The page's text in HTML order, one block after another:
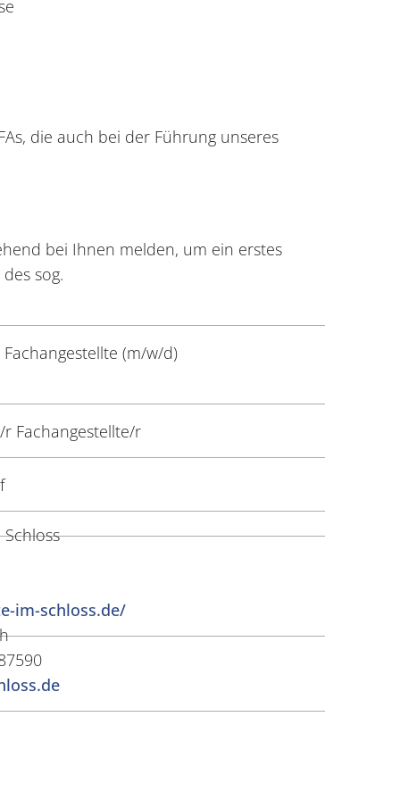
die auch bei der Führung unseres
bei Ihnen melden, um ein erstes
sog.
(m/w/d)
Fachangestellte/r
im-schloss.de/